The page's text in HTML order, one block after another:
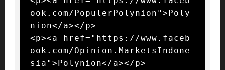
ook.com/PopulerPolynion">Poly
nion</a></p>
<p><a href="https://www.faceb
ook.com/Opinion.MarketsIndone
sia">Polynion</a></p>